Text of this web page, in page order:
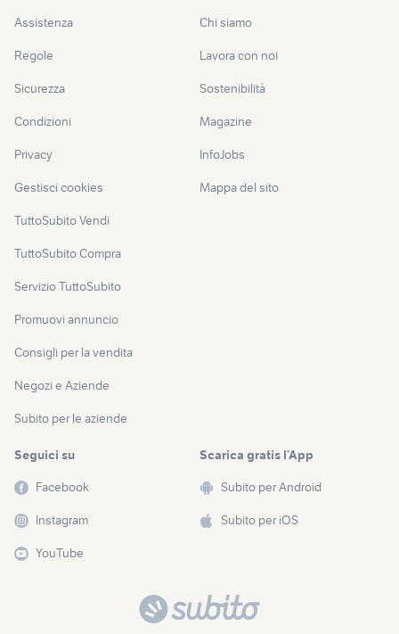
Assistenza
Regole
Sicurezza
Condizioni
Privacy
Gestisci cookies
TuttoSubito Vendi
TuttoSubito Compra
Servizio TuttoSubito
Promuovi annuncio
Consigli per la vendita
Negozi e Aziende
Subito per le aziende
Chi siamo
Lavora con noi
Sostenibilità
Magazine
InfoJobs
Mappa del sito
Seguici su
Facebook
Instagram
YouTube
Scarica gratis l’App
Subito per Android
Subito per iOS